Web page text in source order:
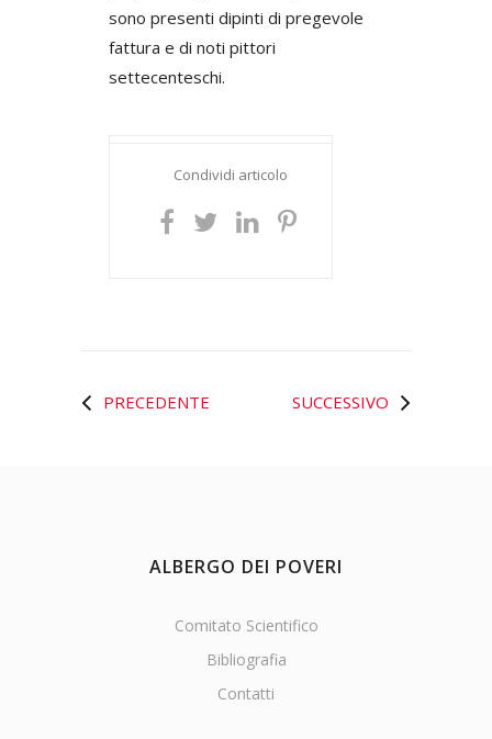
sono presenti dipinti di pregevole
fattura e di noti pittori
settecenteschi.
Condividi articolo
PRECEDENTE SUCCESSIVO
ALBERGO DEI POVERI
Comitato Scientifico
Bibliografia
Contatti